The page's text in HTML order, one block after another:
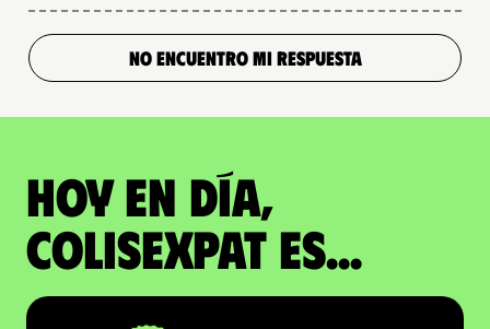
NO ENCUENTRO MI RESPUESTA
Hoy en día,
ColisExpat es...